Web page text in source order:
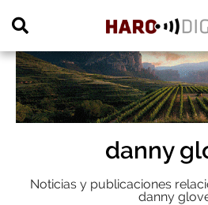
danny
Noticias y publicaciones
danny